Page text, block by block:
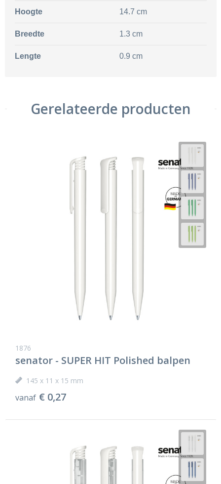
Hoogte 14.7 cm
Breedte 1.3 cm
Lengte 0.9 cm
Gerelateerde producten
1876
senator - SUPER HIT Polished balpen
145 x 11 x 15 mm
vanaf € 0,27